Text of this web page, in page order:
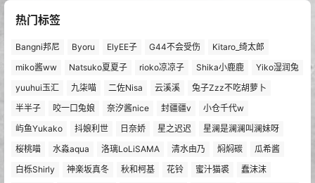
热门标签
Bangni邦尼 Byoru ElyEE子 G44不会受伤
Kitaro_绮太郎
miko酱ww
Natsuko夏夏子 rioko凉凉子 Shika小鹿鹿
Yiko湿润兔
yuuhui玉汇
九柒喵 二佐Nisa 云溪溪
兔子Zzz不吃胡萝卜
半半子
咬一口兔娘 奈汐酱nice 封疆疆v
小仓千代w
屿鱼Yukako
抖娘利世 日奈娇 星之迟迟
星澜是澜澜叫澜妹呀
桜桃喵
水淼aqua 洛璃LoLiSAMA 清水由乃 焖焖碳
瓜希酱
白栎Shirly
神楽坂真冬 秋和柯基 花铃 蜜汁猫裘
蠢沫沫